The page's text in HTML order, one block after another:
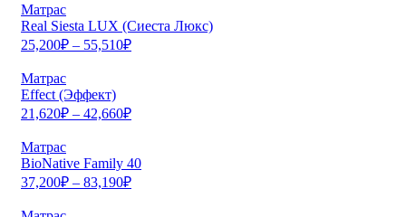
Матрас
Real Siesta LUX (Сиеста Люкс)
25,200₽ – 55,510₽
Матрас
Effect (Эффект)
21,620₽ – 42,660₽
Матрас
BioNative Family 40
37,200₽ – 83,190₽